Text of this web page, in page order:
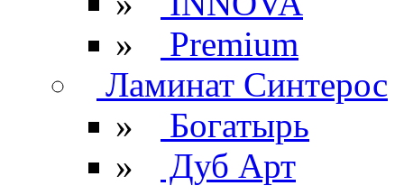
»
Premium
Ламинат Синтерос
»
Богатырь
»
Дуб Арт